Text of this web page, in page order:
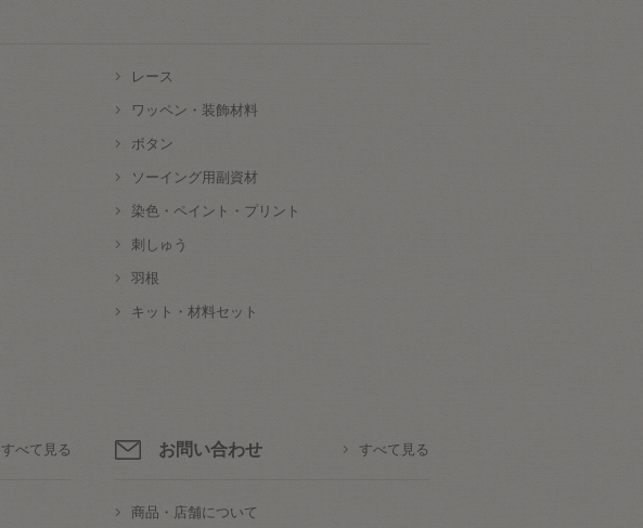
レース
ワッペン・装飾材料
ボタン
ソーイング用副資材
染色・ペイント・プリント
刺しゅう
羽根
キット・材料セット
すべて見る お問い合わせ すべて見る
商品・店舗について